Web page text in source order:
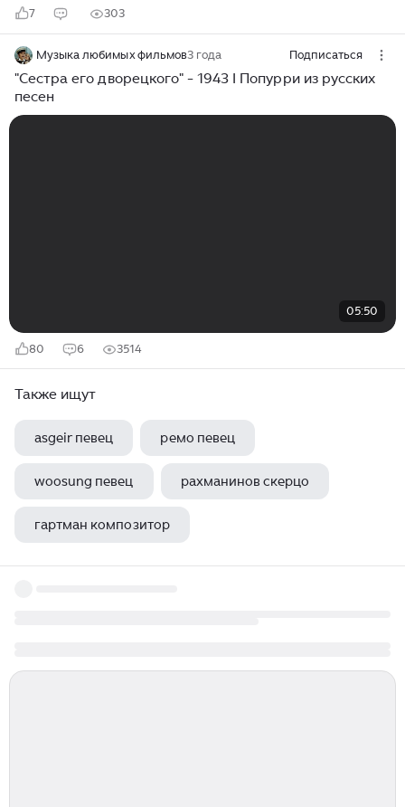
7 303
Музыка любимых фильмов3 года Подписаться
"Сестра его дворецкого" - 1943 I Попурри из русских
песен
05:50
80 6 3514
Также ищут
asgeir певец ремо певец
woosung певец рахманинов скерцо
гартман композитор